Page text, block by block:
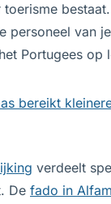
personeel van
Portugees op
bereikt
verdeelt
De fado in